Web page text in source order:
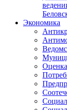
Экономика